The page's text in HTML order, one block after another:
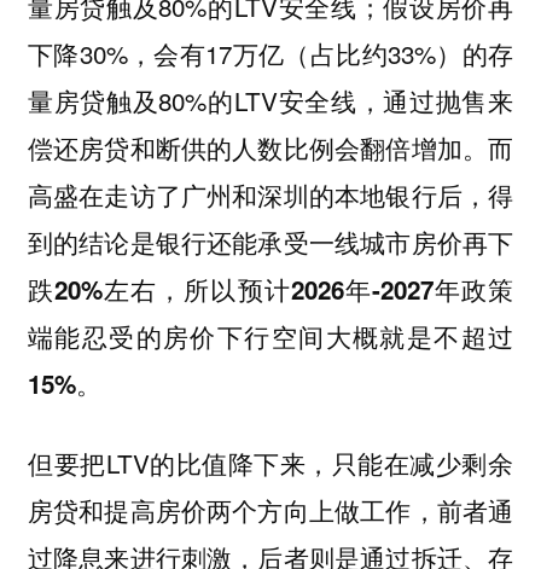
下降30%，会有17万亿（占比约33%）的存
量房贷触及80%的LTV安全线，通过抛售来
偿还房贷和断供的人数比例会翻倍增加。而
高盛在走访了广州和深圳的本地银行后，得
到的结论是银行还能承受一线城市房价再下
跌20%左右，所以预计2026年-2027年政策
端能忍受的房价下行空间大概就是不超过
15%。
但要把LTV的比值降下来，只能在减少剩余
房贷和提高房价两个方向上做工作，前者通
过降息来进行刺激，后者则是通过拆迁、存